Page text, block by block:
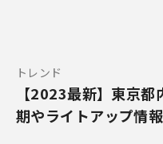
トレンド
【2023最新】東京
期やライトアップ情